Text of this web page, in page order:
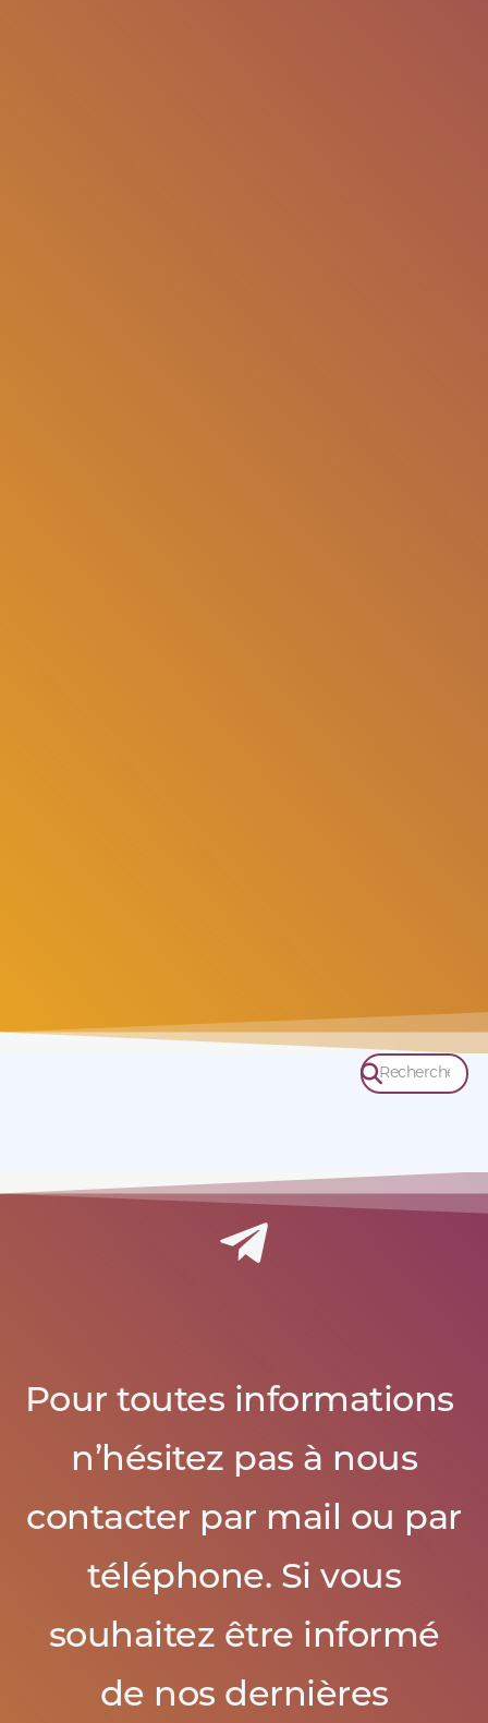
Pour toutes informations
n’hésitez pas à nous
contacter par mail ou par
téléphone. Si vous
souhaitez être informé
de nos dernières